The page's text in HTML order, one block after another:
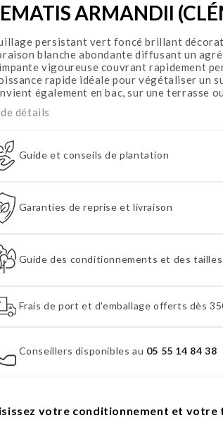
ARMANDII
persistant vert foncé brillant
blanche abondante diffusant un
vigoureuse couvrant rapidement
rapide idéale pour végétaliser un
également en bac, sur une terrasse
détails
Guide et conseils de plantation
Garanties de reprise et livraison
Guide des conditionnements et des tailles
Frais de port et d'emballage offerts dès
Conseillers disponibles au 05 55 14 84 38
votre conditionnement et votre